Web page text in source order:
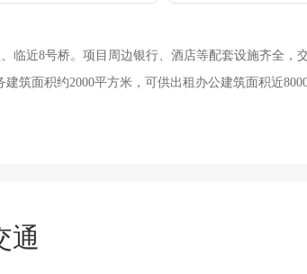
。项目周边银行、酒店等配套设施齐全，交通便利
建筑面积约2000平方米，可供出租办公建筑面积近
通